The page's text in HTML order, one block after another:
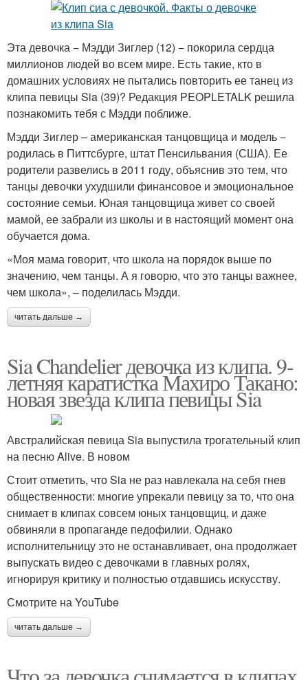
Эта девочка − Мэдди Зиглер (12) − покорила сердца
миллионов людей во всем мире. Есть такие, кто в
домашних условиях не пытались повторить ее танец из
клипа певицы Sia (39)? Редакция PEOPLETALK решила
познакомить тебя с Мэдди поближе.
Мэдди Зиглер – американская танцовщица и модель −
родилась в Питтсбурге, штат Пенсильвания (США). Ее
родители развелись в 2011 году, объяснив это тем, что
танцы девочки ухудшили финансовое и эмоциональное
состояние семьи. Юная танцовщица живет со своей
мамой, ее забрали из школы и в настоящий момент она
обучается дома.
«Моя мама говорит, что школа на порядок выше по
значению, чем танцы. А я говорю, что это танцы важнее,
чем школа», – поделилась Мэдди.
читать дальше →
Sia Chandelier девочка из клипа. 9-
летняя каратистка Махиро Такано:
новая звезда клипа певицы Sia
Австралийская певица Sia выпустила трогательный клип
на песню Alive. В новом
Стоит отметить, что Sia не раз навлекала на себя гнев
общественности: многие упрекали певицу за то, что она
снимает в клипах совсем юных танцовщиц, и даже
обвиняли в пропаганде педофилии. Однако
исполнительницу это не останавливает, она продолжает
выпускать видео с девочками в главных ролях,
игнорируя критику и полностью отдавшись искусству.
Смотрите на YouTube
читать дальше →